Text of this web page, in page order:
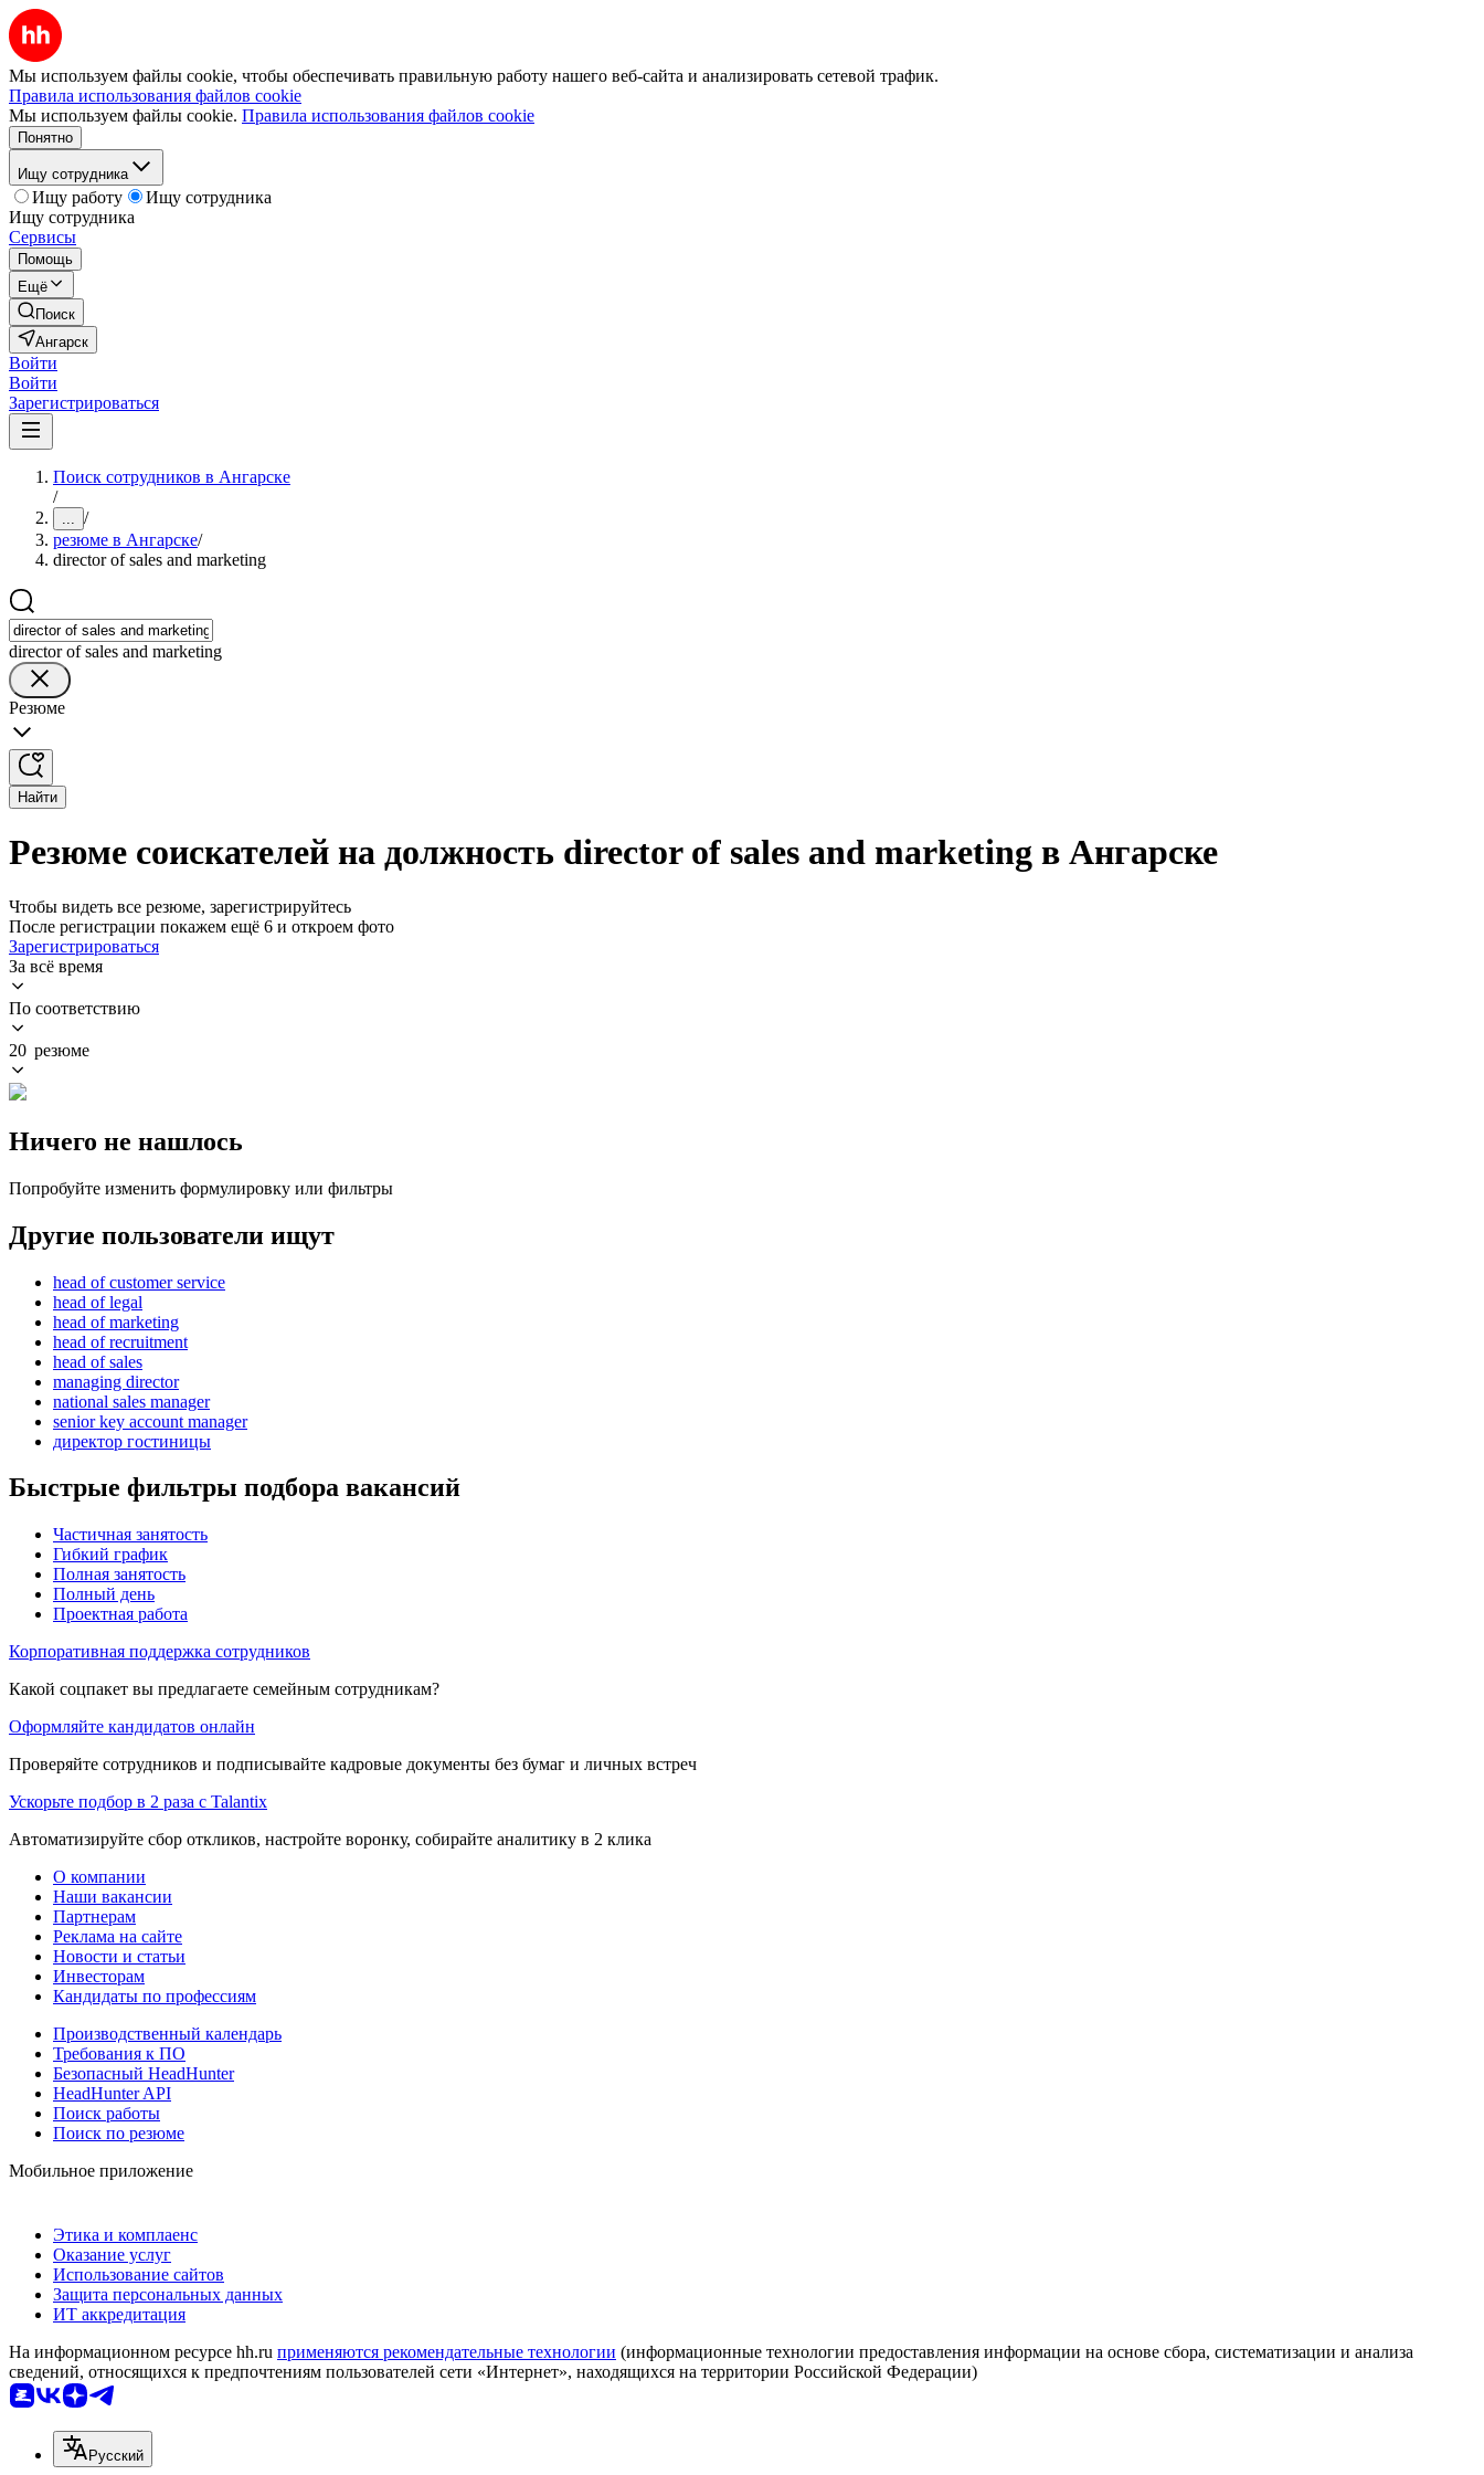
Мы используем файлы cookie, чтобы обеспечивать правильную работу нашего веб-сайта и анализировать сетевой трафик.
Правила использования файлов cookie
Мы используем файлы cookie. Правила использования файлов cookie
Понятно
Ищу сотрудника
Ищу работу
Ищу сотрудника
Ищу сотрудника
Сервисы
Помощь
Ещё
Поиск
Ангарск
Войти
Войти
Зарегистрироваться
Поиск сотрудников в Ангарске
/
... /
резюме в Ангарске/
director of sales and marketing
director of sales and marketing
Резюме
Найти
Резюме соискателей на должность director of sales and marketing в Ангарске
Чтобы видеть все резюме, зарегистрируйтесь
После регистрации покажем ещё 6 и откроем фото
Зарегистрироваться
За всё время
По соответствию
20 резюме
Ничего не нашлось
Попробуйте изменить формулировку или фильтры
Другие пользователи ищут
head of customer service
head of legal
head of marketing
head of recruitment
head of sales
managing director
national sales manager
senior key account manager
директор гостиницы
Быстрые фильтры подбора вакансий
Частичная занятость
Гибкий график
Полная занятость
Полный день
Проектная работа
Корпоративная поддержка сотрудников
Какой соцпакет вы предлагаете семейным сотрудникам?
Оформляйте кандидатов онлайн
Проверяйте сотрудников и подписывайте кадровые документы без бумаг и личных встреч
Ускорьте подбор в 2 раза с Talantix
Автоматизируйте сбор откликов, настройте воронку, собирайте аналитику в 2 клика
О компании
Наши вакансии
Партнерам
Реклама на сайте
Новости и статьи
Инвесторам
Кандидаты по профессиям
Производственный календарь
Требования к ПО
Безопасный HeadHunter
HeadHunter API
Поиск работы
Поиск по резюме
Мобильное приложение
Этика и комплаенс
Оказание услуг
Использование сайтов
Защита персональных данных
ИТ аккредитация
На информационном ресурсе hh.ru применяются рекомендательные технологии (информационные технологии предоставления информации на основе сбора, систематизации и анализа
сведений, относящихся к предпочтениям пользователей сети «Интернет», находящихся на территории Российской Федерации)
Русский